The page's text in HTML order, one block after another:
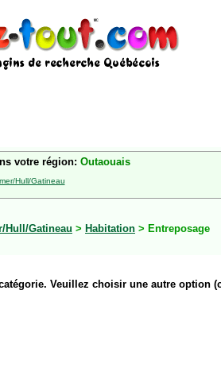
votre région: Outaouais
Hull/Gatineau
Hull/Gatineau > Habitation > Entreposage
Veuillez choisir une autre option